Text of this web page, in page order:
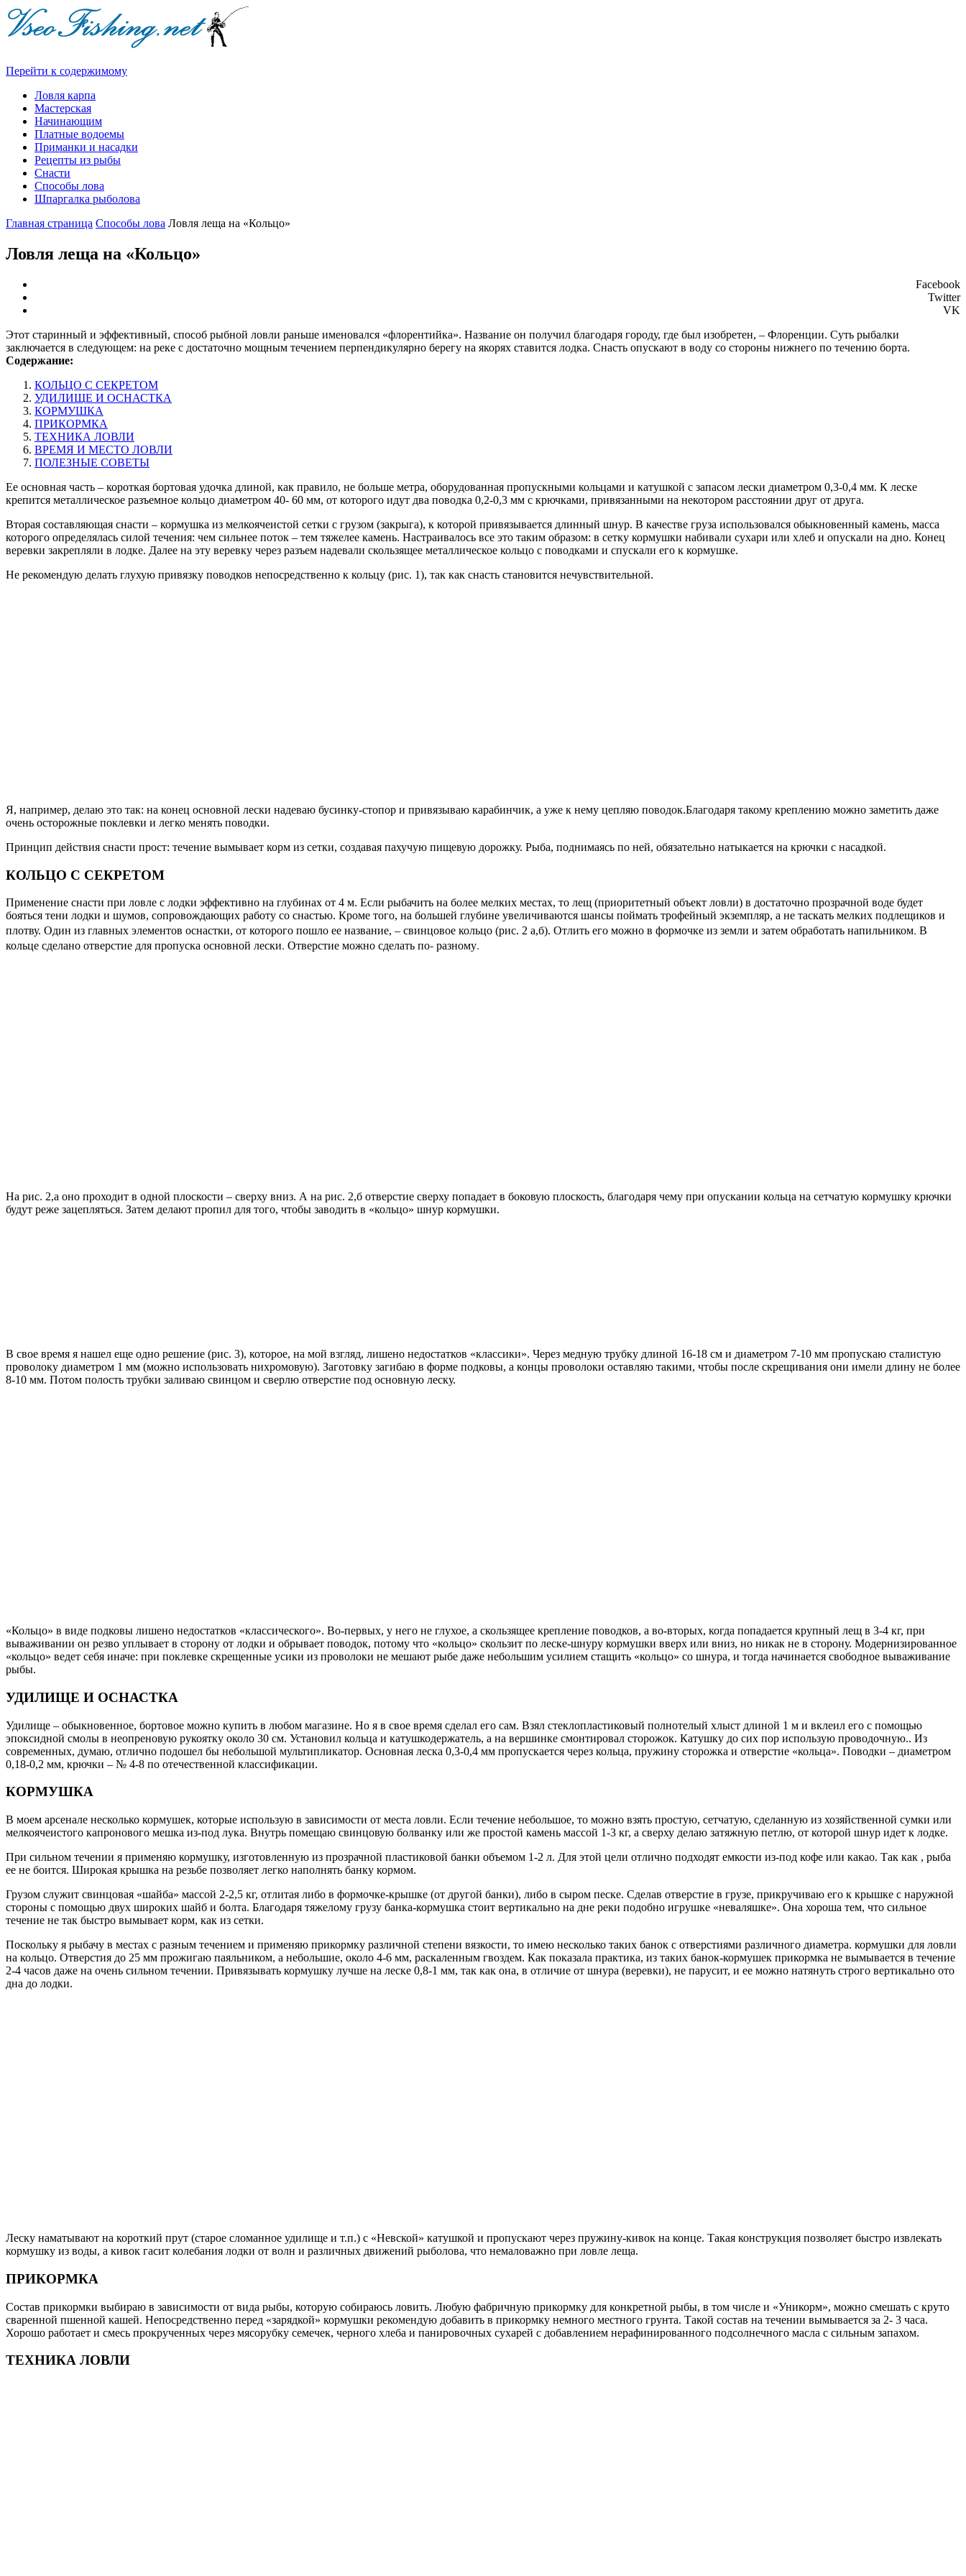
Перейти к содержимому
Ловля карпа
Мастерская
Начинающим
Платные водоемы
Приманки и насадки
Рецепты из рыбы
Снасти
Способы лова
Шпаргалка рыболова
Главная страница Способы лова Ловля леща на «Кольцо»
Ловля леща на «Кольцо»
Facebook
Twitter
VK
Этот старинный и эффективный, способ рыбной ловли раньше именовался «флорентийка». Название он получил благодаря городу, где был изобретен, – Флоренции. Суть рыбалки
заключается в следующем: на реке с достаточно мощным течением перпендикулярно берегу на якорях ставится лодка. Снасть опускают в воду со стороны нижнего по течению борта.
Содержание:
КОЛЬЦО С СЕКРЕТОМ
УДИЛИЩЕ И ОСНАСТКА
КОРМУШКА
ПРИКОРМКА
ТЕХНИКА ЛОВЛИ
ВРЕМЯ И МЕСТО ЛОВЛИ
ПОЛЕЗНЫЕ СОВЕТЫ
Ее основная часть – короткая бортовая удочка длиной, как правило, не больше метра, оборудованная пропускными кольцами и катушкой с запасом лески диаметром 0,3-0,4 мм. К леске
крепится металлическое разъемное кольцо диаметром 40- 60 мм, от которого идут два поводка 0,2-0,3 мм с крючками, привязанными на некотором расстоянии друг от друга.
Вторая составляющая снасти – кормушка из мелкоячеистой сетки с грузом (закрыга), к которой привязывается длинный шнур. В качестве груза использовался обыкновенный камень, масса
которого определялась силой течения: чем сильнее поток – тем тяжелее камень. Настраивалось все это таким образом: в сетку кормушки набивали сухари или хлеб и опускали на дно. Конец
веревки закрепляли в лодке. Далее на эту веревку через разъем надевали скользящее металлическое кольцо с поводками и спускали его к кормушке.
Не рекомендую делать глухую привязку поводков непосредственно к кольцу (рис. 1), так как снасть становится нечувствительной.
Я, например, делаю это так: на конец основной лески надеваю бусинку-стопор и привязываю карабинчик, а уже к нему цепляю поводок.Благодаря такому креплению можно заметить даже
очень осторожные поклевки и легко менять поводки.
Принцип действия снасти прост: течение вымывает корм из сетки, создавая пахучую пищевую дорожку. Рыба, поднимаясь по ней, обязательно натыкается на крючки с насадкой.
КОЛЬЦО С СЕКРЕТОМ
Применение снасти при ловле с лодки эффективно на глубинах от 4 м. Если рыбачить на более мелких местах, то лещ (приоритетный объект ловли) в достаточно прозрачной воде будет
бояться тени лодки и шумов, сопровождающих работу со снастью. Кроме того, на большей глубине увеличиваются шансы поймать трофейный экземпляр, а не таскать мелких подлещиков и
плотву. Один из главных элементов оснастки, от которого пошло ее название, – свинцовое кольцо (рис. 2 а,б). Отлить его можно в формочке из земли и затем обработать напильником. В
кольце сделано отверстие для пропуска основной лески. Отверстие можно сделать по- разному.
На рис. 2,а оно проходит в одной плоскости – сверху вниз. А на рис. 2,б отверстие сверху попадает в боковую плоскость, благодаря чему при опускании кольца на сетчатую кормушку крючки
будут реже зацепляться. Затем делают пропил для того, чтобы заводить в «кольцо» шнур кормушки.
В свое время я нашел еще одно решение (рис. 3), которое, на мой взгляд, лишено недостатков «классики». Через медную трубку длиной 16-18 см и диаметром 7-10 мм пропускаю сталистую
проволоку диаметром 1 мм (можно использовать нихромовую). Заготовку загибаю в форме подковы, а концы проволоки оставляю такими, чтобы после скрещивания они имели длину не более
8-10 мм. Потом полость трубки заливаю свинцом и сверлю отверстие под основную леску.
«Кольцо» в виде подковы лишено недостатков «классического». Во-первых, у него не глухое, а скользящее крепление поводков, а во-вторых, когда попадается крупный лещ в 3-4 кг, при
вываживании он резво уплывает в сторону от лодки и обрывает поводок, потому что «кольцо» скользит по леске-шнуру кормушки вверх или вниз, но никак не в сторону. Модернизированное
«кольцо» ведет себя иначе: при поклевке скрещенные усики из проволоки не мешают рыбе даже небольшим усилием стащить «кольцо» со шнура, и тогда начинается свободное вываживание
рыбы.
УДИЛИЩЕ И ОСНАСТКА
Удилище – обыкновенное, бортовое можно купить в любом магазине. Но я в свое время сделал его сам. Взял стеклопластиковый полнотелый хлыст длиной 1 м и вклеил его с помощью
эпоксидной смолы в неопреновую рукоятку около 30 см. Установил кольца и катушкодержатель, а на вершинке смонтировал сторожок. Катушку до сих пор использую проводочную.. Из
современных, думаю, отлично подошел бы небольшой мультипликатор. Основная леска 0,3-0,4 мм пропускается через кольца, пружину сторожка и отверстие «кольца». Поводки – диаметром
0,18-0,2 мм, крючки – № 4-8 по отечественной классификации.
КОРМУШКА
В моем арсенале несколько кормушек, которые использую в зависимости от места ловли. Если течение небольшое, то можно взять простую, сетчатую, сделанную из хозяйственной сумки или
мелкоячеистого капронового мешка из-под лука. Внутрь помещаю свинцовую болванку или же простой камень массой 1-3 кг, а сверху делаю затяжную петлю, от которой шнур идет к лодке.
При сильном течении я применяю кормушку, изготовленную из прозрачной пластиковой банки объемом 1-2 л. Для этой цели отлично подходят емкости из-под кофе или какао. Так как , рыба
ее не боится. Широкая крышка на резьбе позволяет легко наполнять банку кормом.
Грузом служит свинцовая «шайба» массой 2-2,5 кг, отлитая либо в формочке-крышке (от другой банки), либо в сыром песке. Сделав отверстие в грузе, прикручиваю его к крышке с наружной
стороны с помощью двух широких шайб и болта. Благодаря тяжелому грузу банка-кормушка стоит вертикально на дне реки подобно игрушке «неваляшке». Она хороша тем, что сильное
течение не так быстро вымывает корм, как из сетки.
Поскольку я рыбачу в местах с разным течением и применяю прикормку различной степени вязкости, то имею несколько таких банок с отверстиями различного диаметра. кормушки для ловли
на кольцо. Отверстия до 25 мм прожигаю паяльником, а небольшие, около 4-6 мм, раскаленным гвоздем. Как показала практика, из таких банок-кормушек прикормка не вымывается в течение
2-4 часов даже на очень сильном течении. Привязывать кормушку лучше на леске 0,8-1 мм, так как она, в отличие от шнура (веревки), не парусит, и ее можно натянуть строго вертикально ото
дна до лодки.
Леску наматывают на короткий прут (старое сломанное удилище и т.п.) с «Невской» катушкой и пропускают через пружину-кивок на конце. Такая конструкция позволяет быстро извлекать
кормушку из воды, а кивок гасит колебания лодки от волн и различных движений рыболова, что немаловажно при ловле леща.
ПРИКОРМКА
Состав прикормки выбираю в зависимости от вида рыбы, которую собираюсь ловить. Любую фабричную прикормку для конкретной рыбы, в том числе и «Уникорм», можно смешать с круто
сваренной пшенной кашей. Непосредственно перед «зарядкой» кормушки рекомендую добавить в прикормку немного местного грунта. Такой состав на течении вымывается за 2- 3 часа.
Хорошо работает и смесь прокрученных через мясорубку семечек, черного хлеба и панировочных сухарей с добавлением нерафинированного подсолнечного масла с сильным запахом.
ТЕХНИКА ЛОВЛИ